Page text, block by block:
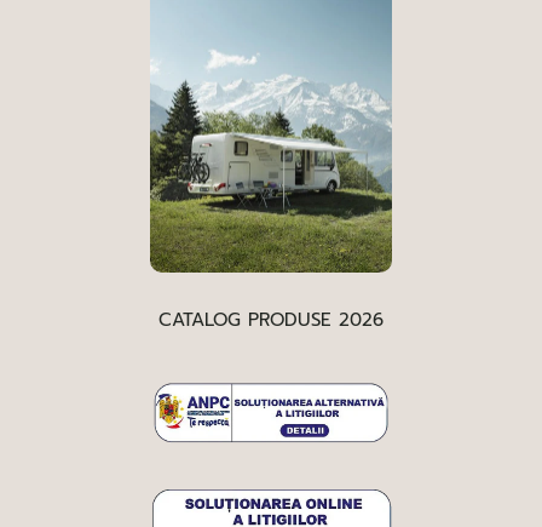
CATALOG PRODUSE 2026